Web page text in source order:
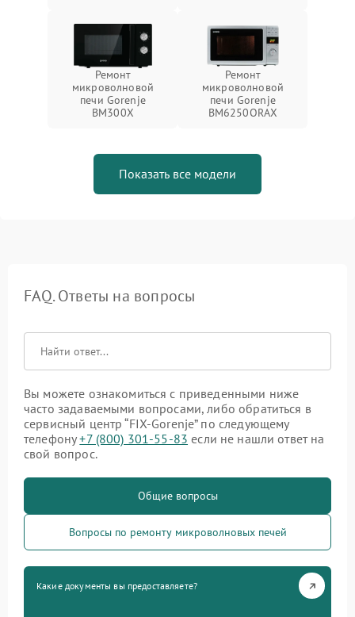
Ремонт
микроволновой
печи Gorenje
BM300X
Ремонт
микроволновой
печи Gorenje
BM6250ORAX
Показать все модели
FAQ. Ответы на вопросы
Вы можете ознакомиться с приведенными ниже
часто задаваемыми вопросами, либо обратиться в
сервисный центр “FIX-Gorenje” по следующему
телефону+7 (800) 301-55-83 если не нашли ответ на
свой вопрос.
Общие вопросы
Вопросы по ремонту микроволновых печей
Какие документы вы предоставляете?